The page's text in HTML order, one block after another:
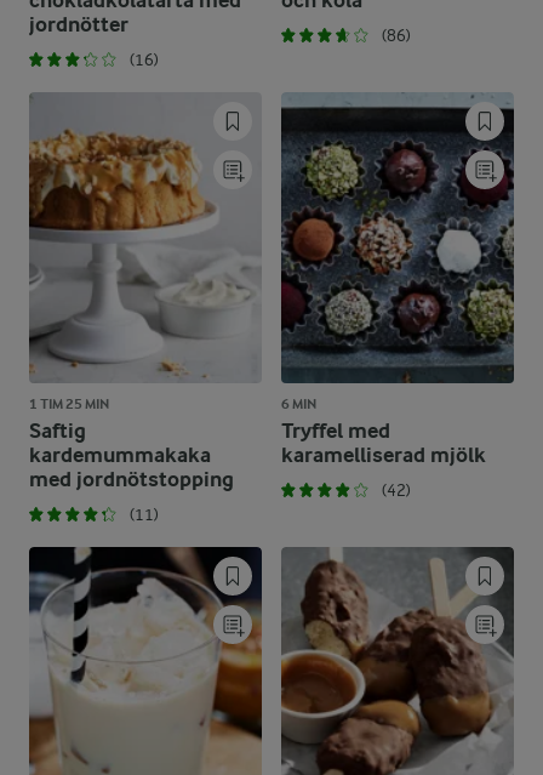
jordnötter
(16)
(86)
1 TIM 25 MIN
Saftig
kardemummakaka
med jordnötstopping
(11)
6 MIN
Tryffel med
karamelliserad mjölk
(42)